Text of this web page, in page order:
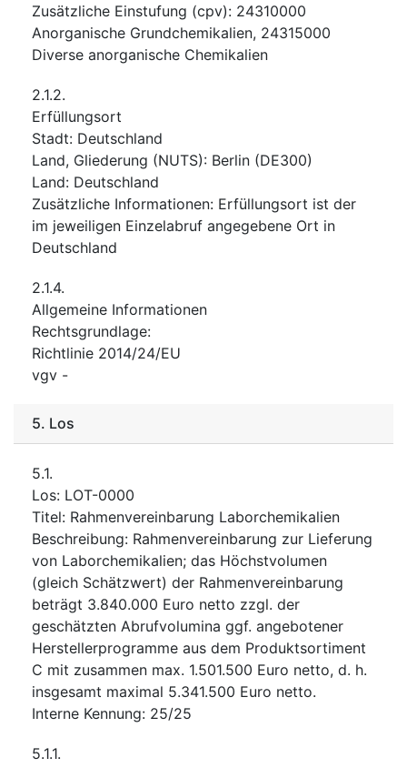
Zusätzliche Einstufung (cpv): 24310000
Anorganische Grundchemikalien, 24315000
Diverse anorganische Chemikalien
2.1.2.
Erfüllungsort
Stadt: Deutschland
Land, Gliederung (NUTS): Berlin (DE300)
Land: Deutschland
Zusätzliche Informationen: Erfüllungsort ist der
im jeweiligen Einzelabruf angegebene Ort in
Deutschland
2.1.4.
Allgemeine Informationen
Rechtsgrundlage:
Richtlinie 2014/24/EU
vgv -
5. Los
5.1.
Los: LOT-0000
Titel: Rahmenvereinbarung Laborchemikalien
Beschreibung: Rahmenvereinbarung zur Lieferung
von Laborchemikalien; das Höchstvolumen
(gleich Schätzwert) der Rahmenvereinbarung
beträgt 3.840.000 Euro netto zzgl. der
geschätzten Abrufvolumina ggf. angebotener
Herstellerprogramme aus dem Produktsortiment
C mit zusammen max. 1.501.500 Euro netto, d. h.
insgesamt maximal 5.341.500 Euro netto.
Interne Kennung: 25/25
5.1.1.